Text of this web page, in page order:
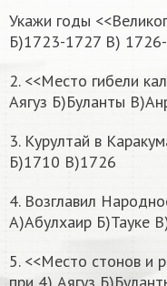
Укажи годы
Б)1723-1727 В)
2. <<Место гибели
Аягуз Б)Буланты
3. Курултай в
Б)1710 В)1726
4. Возглавил
А)Абулхаир Б)Тауке
5. <<Место стонов и